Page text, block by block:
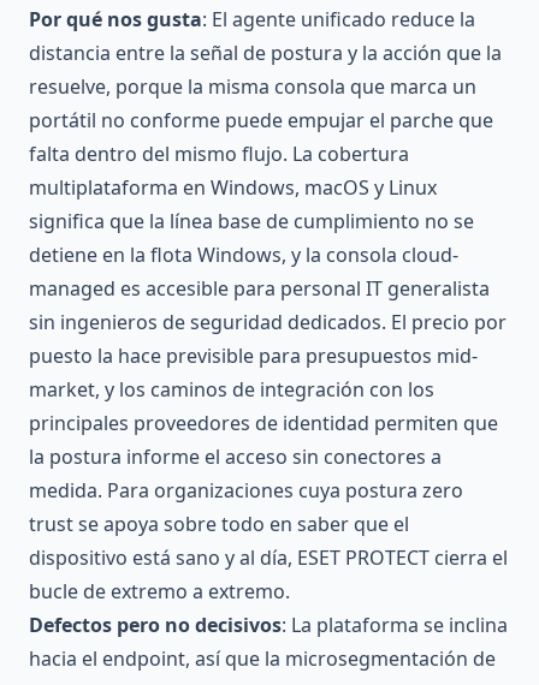
Por qué nos gusta: El agente unificado reduce la
distancia entre la señal de postura y la acción que la
resuelve, porque la misma consola que marca un
portátil no conforme puede empujar el parche que
falta dentro del mismo flujo. La cobertura
multiplataforma en Windows, macOS y Linux
significa que la línea base de cumplimiento no se
detiene en la flota Windows, y la consola cloud-
managed es accesible para personal IT generalista
sin ingenieros de seguridad dedicados. El precio por
puesto la hace previsible para presupuestos mid-
market, y los caminos de integración con los
principales proveedores de identidad permiten que
la postura informe el acceso sin conectores a
medida. Para organizaciones cuya postura zero
trust se apoya sobre todo en saber que el
dispositivo está sano y al día, ESET PROTECT cierra el
bucle de extremo a extremo.
Defectos pero no decisivos: La plataforma se inclina
hacia el endpoint, así que la microsegmentación de